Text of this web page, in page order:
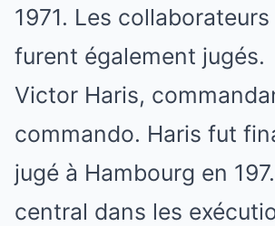
1971. Les
furent également jugés.
Victor Haris,
commando. Haris fut
jugé à Hambourg en
central dans les